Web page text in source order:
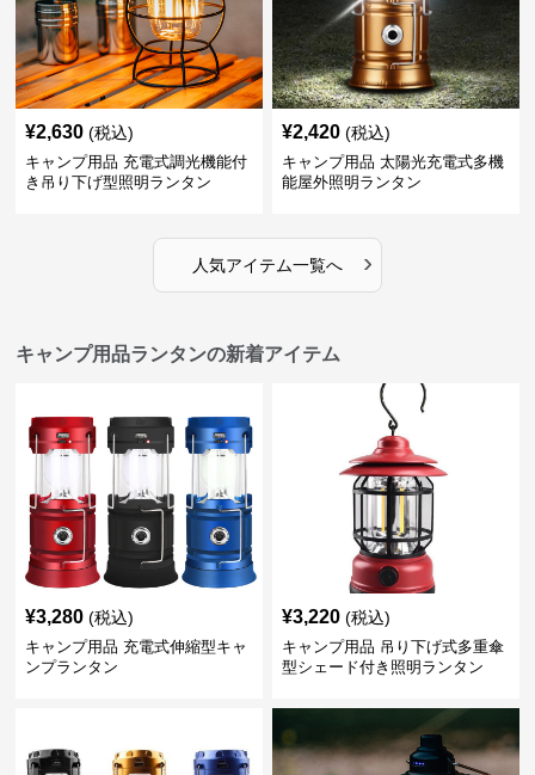
¥2,630 (税込)
キャンプ用品 充電式調光機能付
き吊り下げ型照明ランタン
¥2,420 (税込)
キャンプ用品 太陽光充電式多機
能屋外照明ランタン
人気アイテム一覧へ ›
キャンプ用品ランタンの新着アイテム
¥3,280 (税込)
キャンプ用品 充電式伸縮型キャ
ンプランタン
¥3,220 (税込)
キャンプ用品 吊り下げ式多重傘
型シェード付き照明ランタン